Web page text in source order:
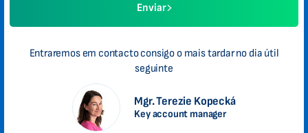
Enviar
Entraremos em contacto consigo o mais tardar no dia útil
seguinte
Mgr. Terezie Kopecká
Key account manager